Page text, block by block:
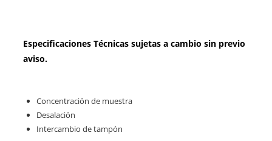
Especificaciones Técnicas sujetas a cambio sin previo
aviso.
Concentración de muestra
Desalación
Intercambio de tampón